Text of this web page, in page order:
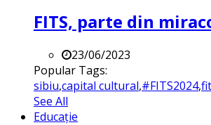
FITS, parte din
23/06/2023
Popular Tags:
sibiu,capital cultural,#FITS2024,
See All
Educație